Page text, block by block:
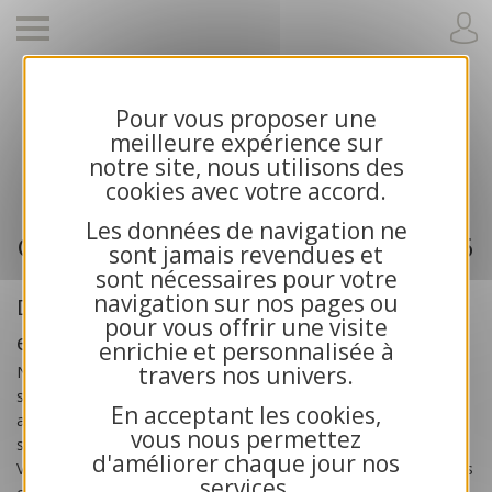
Pour vous proposer une
meilleure expérience sur
notre site, nous utilisons des
cookies avec votre accord.
Les données de navigation ne
sont jamais revendues et
sont nécessaires pour votre
navigation sur nos pages ou
pour vous offrir une visite
enrichie et personnalisée à
travers nos univers.
En acceptant les cookies,
vous nous permettez
d'améliorer chaque jour nos
Cartes de voeux 2026 et calendriers pour
entreprises
Cartes de voeux professionnelle 2026
Des cartes de voeux créées pour les
entreprises
Nos cartes de voeux professionnelles 2026
spécialement créées pour les
associations et les collectivités publiques. Toutes nos cartes
sont exclusives et bénéficient d’une impression haute qualité.
Vous recherchez des cartes de voeux solidaires ? Choisissez nos